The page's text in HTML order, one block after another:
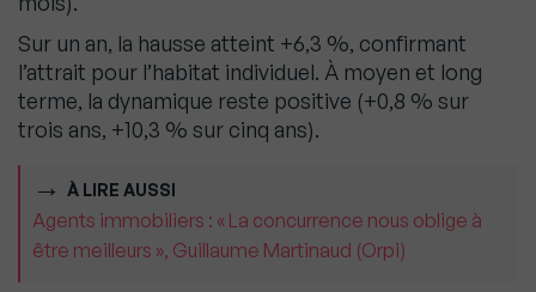
Sur un an, la hausse atteint +6,3 %, confirmant
l’attrait pour l’habitat individuel. À moyen et long
terme, la dynamique reste positive (+0,8 % sur
trois ans, +10,3 % sur cinq ans).
À LIRE AUSSI
Agents immobiliers : « La concurrence nous oblige à
être meilleurs », Guillaume Martinaud (Orpi)